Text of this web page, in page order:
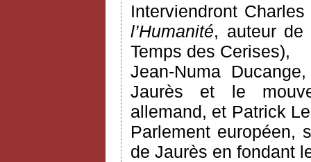
Interviendront
l’Humanité, auteur de
Temps des Cerises),
Jean-Numa
Jaurès et le
allemand, et Patrick
Parlement européen,
de Jaurès en fondant